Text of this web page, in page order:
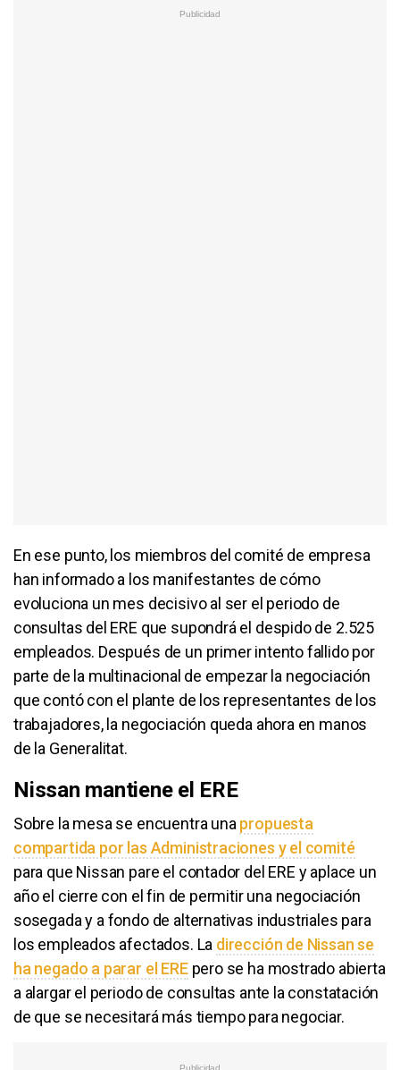
En ese punto, los miembros del comité de empresa
han informado a los manifestantes de cómo
evoluciona un mes decisivo al ser el periodo de
consultas del ERE que supondrá el despido de 2.525
empleados. Después de un primer intento fallido por
parte de la multinacional de empezar la negociación
que contó con el plante de los representantes de los
trabajadores, la negociación queda ahora en manos
de la Generalitat.
Nissan mantiene el ERE
Sobre la mesa se encuentra una propuesta
compartida por las Administraciones y el comité
para que Nissan pare el contador del ERE y aplace un
año el cierre con el fin de permitir una negociación
sosegada y a fondo de alternativas industriales para
los empleados afectados. La dirección de Nissan se
ha negado a parar el EREpero se ha mostrado abierta
a alargar el periodo de consultas ante la constatación
de que se necesitará más tiempo para negociar.